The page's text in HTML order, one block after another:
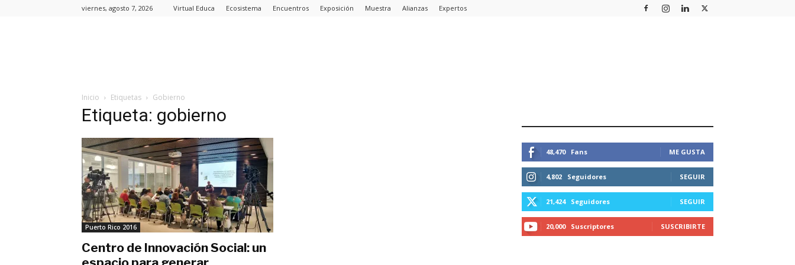
viernes, agosto 7, 2026 Virtual Educa Ecosistema Encuentros Exposición Muestra Alianzas Expertos
Inicio Etiquetas Gobierno
Etiqueta: gobierno
Puerto Rico 2016
Centro de Innovación Social: un
48,470 Fans ME GUSTA
4,802 Seguidores SEGUIR
21,424 Seguidores SEGUIR
20,000 Suscriptores SUSCRIBIRTE